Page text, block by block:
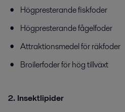
Högpresterande fiskfoder
Högpresterande fågelfoder
Attraktionsmedel för räkfoder
Broilerfoder för hög tillväxt
2. Insektlipider